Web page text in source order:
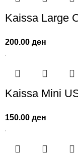
Kaissa Large
200.00ден
Kaissa Mini
150.00ден